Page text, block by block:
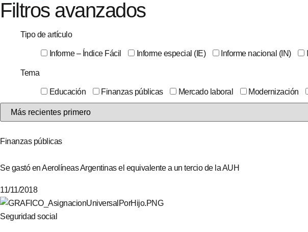
Filtros avanzados
Tipo de artículo
Informe – Índice Fácil Informe especial (IE) Informe nacional (IN)
Tema
Educación Finanzas públicas Mercado laboral Modernización
Finanzas públicas
Se gastó en Aerolíneas Argentinas el equivalente a un tercio de la AUH
11/11/2018
Seguridad social